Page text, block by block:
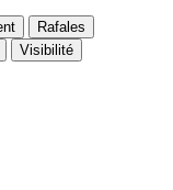
Rafales
Visibilité